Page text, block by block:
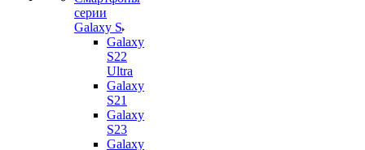
серии
Galaxy S
Galaxy
S22
Ultra
Galaxy
S21
Galaxy
S23
Galaxy